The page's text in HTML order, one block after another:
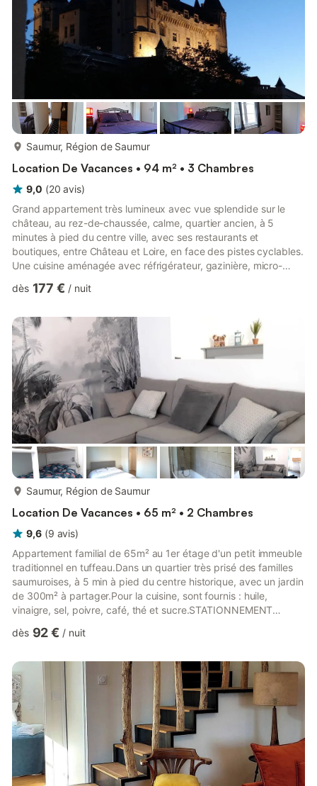
Saumur, Région de Saumur
Location De Vacances • 94 m² • 3 Chambres
9,0 (20 avis)
Grand appartement très lumineux avec vue splendide sur le
château, au rez-de-chaussée, calme, quartier ancien, à 5
minutes à pied du centre ville, avec ses restaurants et
boutiques, entre Château et Loire, en face des pistes cyclables.
Une cuisine aménagée avec réfrigérateur, gazinière, micro-
chambre avec lit double (140x190), une chambre avec lit
salon (qui fait aussi une chambre si on est nombreux) avec un
grand canapé convertible et un autre canapé convertible (ave...
dès 177 € / nuit
Saumur, Région de Saumur
Location De Vacances • 65 m² • 2 Chambres
9,6 (9 avis)
Appartement familial de 65m² au 1er étage d'un petit immeuble
traditionnel en tuffeau.Dans un quartier très prisé des familles
saumuroises, à 5 min à pied du centre historique, avec un jardin
de 300m² à partager.Pour la cuisine, sont fournis : huile,
vinaigre, sel, poivre, café, thé et sucre.STATIONNEMENT
fermant à clefs pour ranger vos vélos SUR DEMANDE.Jardin
dès 92 € / nuit